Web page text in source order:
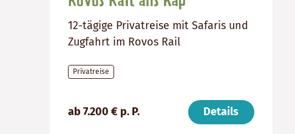
12-tägige Privatreise mit Safaris und
Zugfahrt im Rovos Rail
Privatreise
ab 7.200 € p. P. Details
(ab):
12
Südafrika